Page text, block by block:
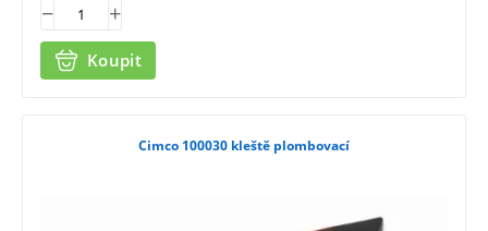
Koupit
Cimco 100030 kleště plombovací